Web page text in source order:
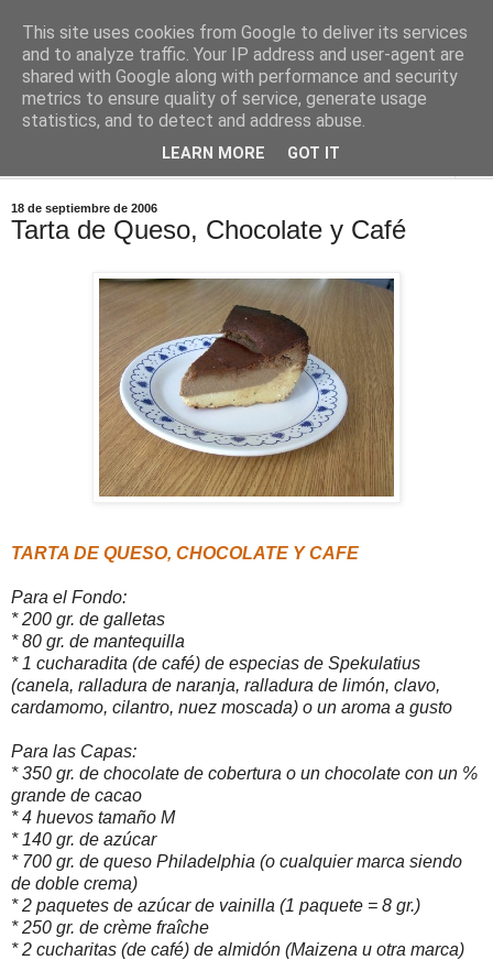
Comoju
La Cocina del Día a Día y el día a día de la Gastronomía
18 de septiembre de 2006
Tarta de Queso, Chocolate y Café
TARTA DE QUESO, CHOCOLATE Y CAFE
Para el Fondo:
* 200 gr. de galletas
* 80 gr. de mantequilla
* 1 cucharadita (de café) de especias de Spekulatius
(canela, ralladura de naranja, ralladura de limón, clavo,
cardamomo, cilantro, nuez moscada) o un aroma a gusto
Para las Capas:
* 350 gr. de chocolate de cobertura o un chocolate con un %
grande de cacao
* 4 huevos tamaño M
* 140 gr. de azúcar
* 700 gr. de queso Philadelphia (o cualquier marca siendo
de doble crema)
* 2 paquetes de azúcar de vainilla (1 paquete = 8 gr.)
* 250 gr. de crème fraîche
* 2 cucharitas (de café) de almidón (Maizena u otra marca)
This site uses cookies from Google to deliver its services
and to analyze traffic. Your IP address and user-agent are
shared with Google along with performance and security
metrics to ensure quality of service, generate usage
statistics, and to detect and address abuse.
LEARN MORE GOT IT